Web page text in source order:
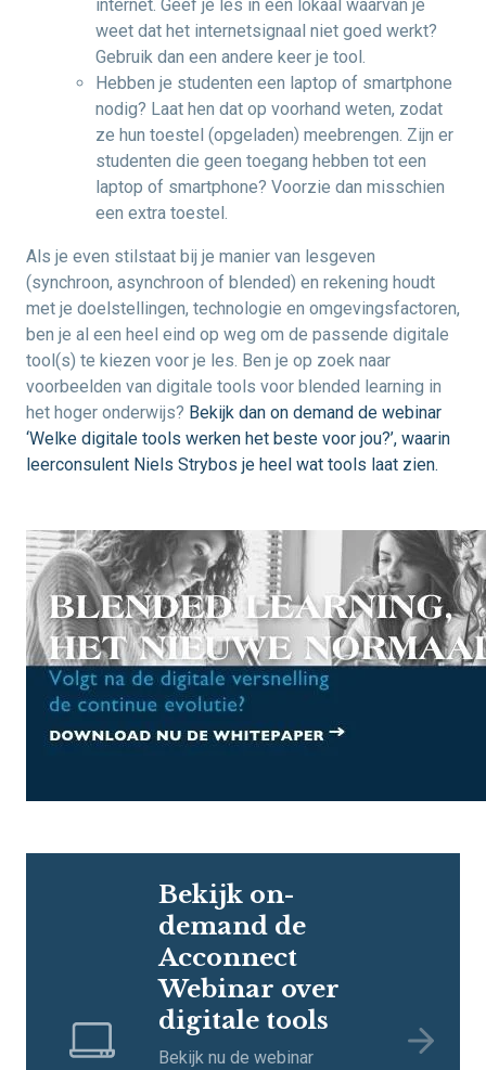
internet. Geef je les in een lokaal waarvan je
weet dat het internetsignaal niet goed werkt?
Gebruik dan een andere keer je tool.
Hebben je studenten een laptop of smartphone
nodig? Laat hen dat op voorhand weten, zodat
ze hun toestel (opgeladen) meebrengen. Zijn er
studenten die geen toegang hebben tot een
laptop of smartphone? Voorzie dan misschien
een extra toestel.
Als je even stilstaat bij je manier van lesgeven
(synchroon, asynchroon of blended) en rekening houdt
met je doelstellingen, technologie en omgevingsfactoren,
ben je al een heel eind op weg om de passende digitale
tool(s) te kiezen voor je les. Ben je op zoek naar
voorbeelden van digitale tools voor blended learning in
het hoger onderwijs? Bekijk dan on demand de webinar
‘Welke digitale tools werken het beste voor jou?’, waarin
leerconsulent Niels Strybos je heel wat tools laat zien.
Bekijk on-
demand de
Acconnect
Webinar over
digitale tools
Bekijk nu de webinar